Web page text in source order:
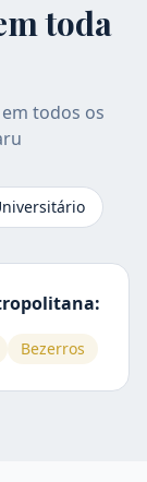
toda
todos os
Bezerros